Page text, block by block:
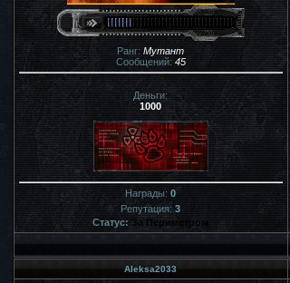
Ранг: Мутант
Сообщений:45
Деньги:
1000
Награды: 0
Репутация:3
Статус:За Периметром
Aleksa2033